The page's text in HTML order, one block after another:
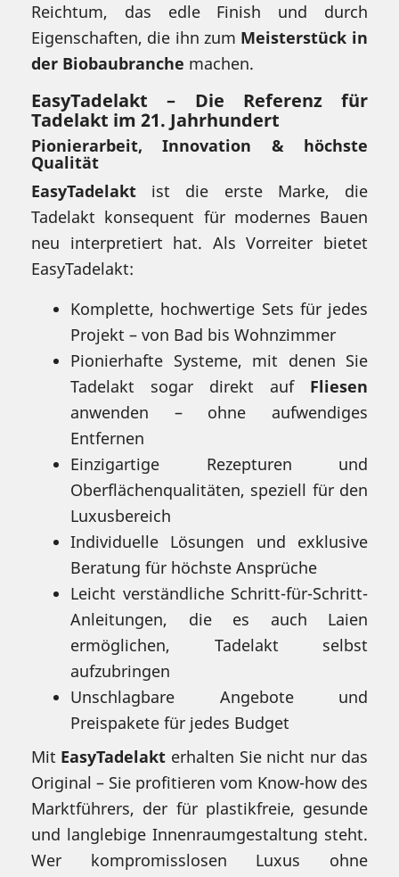
Reichtum, das edle Finish und durch
Eigenschaften, die ihn zum Meisterstück in
der Biobaubranche machen.
EasyTadelakt – Die Referenz für
Tadelakt im 21. Jahrhundert
Pionierarbeit, Innovation & höchste
Qualität
EasyTadelakt ist die erste Marke, die
Tadelakt konsequent für modernes Bauen
neu interpretiert hat. Als Vorreiter bietet
EasyTadelakt:
Komplette, hochwertige Sets für jedes
Projekt – von Bad bis Wohnzimmer
Pionierhafte Systeme, mit denen Sie
Tadelakt sogar direkt auf Fliesen
anwenden – ohne aufwendiges
Entfernen
Einzigartige Rezepturen und
Oberflächenqualitäten, speziell für den
Luxusbereich
Individuelle Lösungen und exklusive
Beratung für höchste Ansprüche
Leicht verständliche Schritt-für-Schritt-
Anleitungen, die es auch Laien
ermöglichen, Tadelakt selbst
aufzubringen
Unschlagbare Angebote und
Preispakete für jedes Budget
Mit EasyTadelakt erhalten Sie nicht nur das
Original – Sie profitieren vom Know-how des
Marktführers, der für plastikfreie, gesunde
und langlebige Innenraumgestaltung steht.
Wer kompromisslosen Luxus ohne